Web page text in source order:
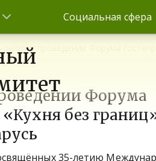
Социальная сфера
релиз о проведении Форума
Форума
без
35-летию